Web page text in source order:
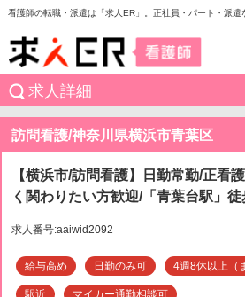
看護師の転職・派遣は「求人ER」。正社員・パート・派遣
求人詳細
訪問看護/神奈川県横浜市青葉区
【横浜市/訪問看護】日勤常勤/正看
く関わりたい方歓迎/「青葉台駅」
求人番号:aaiwid2092
給与高め 日勤のみ可 4週8休以上（
駅近 マイカー通勤相談可